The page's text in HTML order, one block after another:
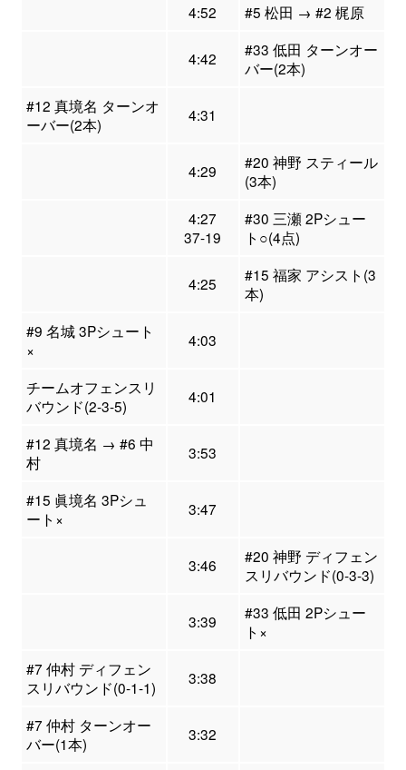
4:52
#5 松田 → #2 梶原
4:42
#33 低田 ターンオー
バー(2本)
#12 真境名 ターンオ
ーバー(2本)
4:31
4:29
#20 神野 スティール
(3本)
4:27
37-19
#30 三瀬 2Pシュー
ト○(4点)
4:25
#15 福家 アシスト(3
本)
#9 名城 3Pシュート
×
4:03
チームオフェンスリ
バウンド(2-3-5)
4:01
#12 真境名 → #6 中
村
3:53
#15 眞境名 3Pシュ
ート×
3:47
3:46
#20 神野 ディフェン
スリバウンド(0-3-3)
3:39
#33 低田 2Pシュー
ト×
#7 仲村 ディフェン
スリバウンド(0-1-1)
3:38
#7 仲村 ターンオー
バー(1本)
3:32